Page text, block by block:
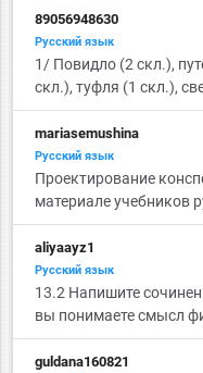
89056948630
Русский язык
1/ Повидло (2 скл.),
скл.), туфля (1 скл.),
mariasemushina
Русский язык
Проектирование
материале учебников
aliyaayz1
Русский язык
13.2 Напишите
вы понимаете смысл
guldana160821